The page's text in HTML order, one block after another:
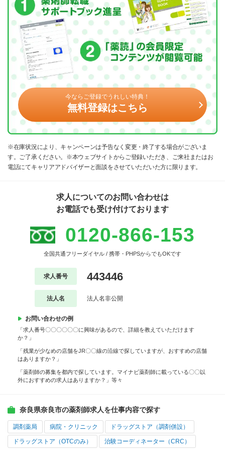
今ならご登録でうれしい特典！
無料登録はこちら
※在庫状況により、キャンペーンは予告なく変更・終了する場合がございま
す。ご了承ください。※本ウェブサイトからご登録いただき、ご来社またはお
電話にてキャリアアドバイザーと面談をさせていただいた方に限ります。
求人についてのお問い合わせは
お電話でも受け付けております
0120-866-153
全国共通フリーダイヤル / 携帯・PHPSからでもOKです
求人番号 443446
法人名 法人名非公開
お問い合わせの例
「求人番号〇〇〇〇〇〇に興味があるので、詳細を教えていただけます
か？」
「残業が少なめの店舗をJR〇〇線の沿線で探していますが、おすすめの店舗
はありますか？」
「薬剤師の募集を都内で探しています。マイナビ薬剤師に載っている〇〇以
外におすすめの求人はありますか？」等々
奈良県奈良市の薬剤師求人を仕事内容で探す
調剤薬局 病院・クリニック ドラッグストア（調剤併設）
ドラッグストア（OTCのみ） 治験コーディネーター（CRC）